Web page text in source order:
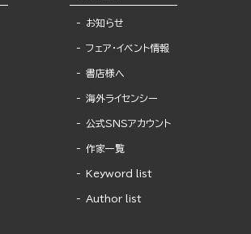
お知らせ
フェア・イベント情報
書店様へ
海外ライセンシー
公式SNSアカウント
作家一覧
Keyword list
Author list